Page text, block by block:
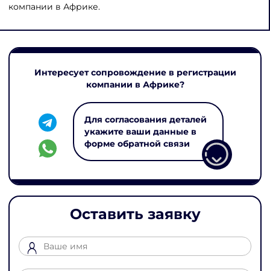
компании в Африке.
Интересует сопровождение в регистрации
компании в Африке?
Для согласования деталей
укажите ваши данные в
форме обратной связи
Оставить заявку